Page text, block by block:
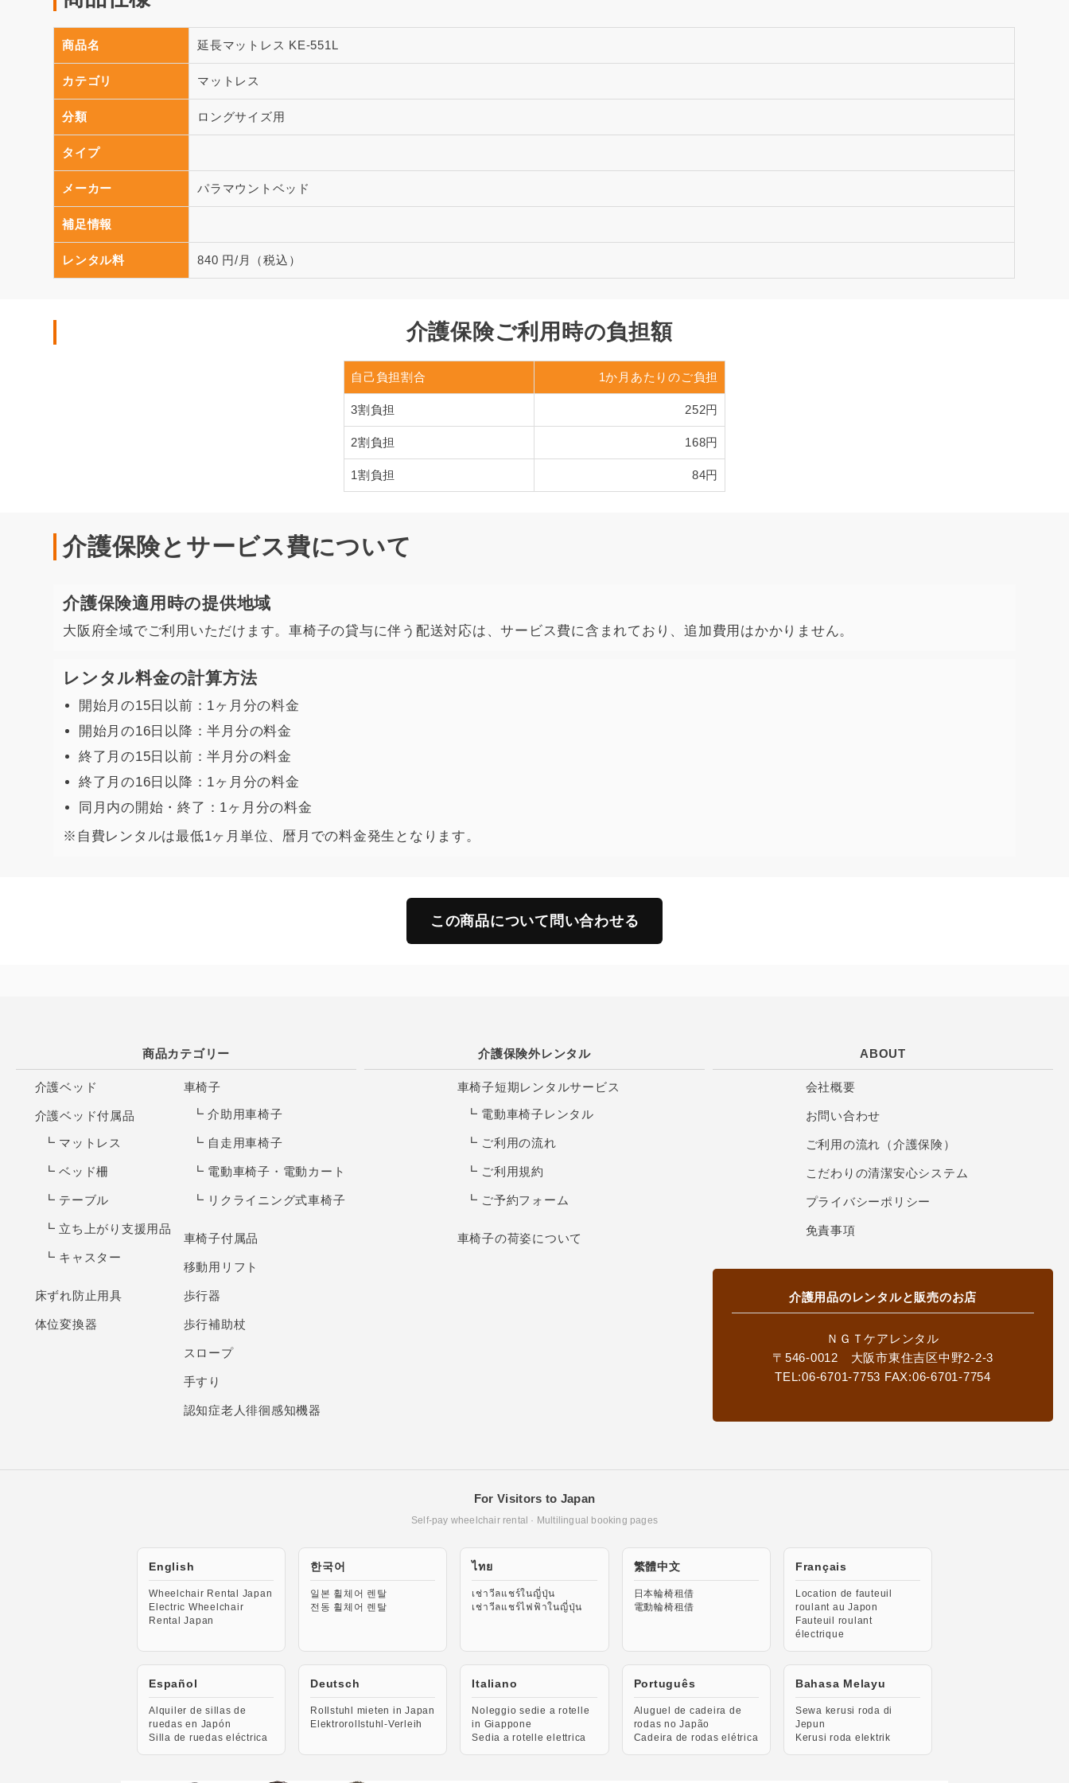
商品名 延長マットレス KE-551L
カテゴリ マットレス
分類 ロングサイズ用
タイプ
メーカー パラマウントベッド
補足情報
レンタル料 840 円/月（税込）
介護保険ご利用時の負担額
自己負担割合 1か月あたりのご負担
3割負担 252円
2割負担 168円
1割負担 84円
介護保険とサービス費について
介護保険適用時の提供地域
大阪府全域でご利用いただけます。車椅子の貸与に伴う配送対応は、サービス費に含まれており、追加費用はかかりません。
レンタル料金の計算方法
開始月の15日以前：1ヶ月分の料金
開始月の16日以降：半月分の料金
終了月の15日以前：半月分の料金
終了月の16日以降：1ヶ月分の料金
同月内の開始・終了：1ヶ月分の料金
※自費レンタルは最低1ヶ月単位、暦月での料金発生となります。
この商品について問い合わせる
商品カテゴリー
介護ベッド
介護ベッド付属品
マットレス
ベッド柵
テーブル
立ち上がり支援用品
キャスター
床ずれ防止用具
体位変換器
車椅子
介助用車椅子
自走用車椅子
電動車椅子・電動カート
リクライニング式車椅子
車椅子付属品
移動用リフト
歩行器
歩行補助杖
スロープ
手すり
認知症老人徘徊感知機器
介護保険外レンタル
車椅子短期レンタルサービス
電動車椅子レンタル
ご利用の流れ
ご利用規約
ご予約フォーム
車椅子の荷姿について
ABOUT
会社概要
お問い合わせ
ご利用の流れ（介護保険）
こだわりの清潔安心システム
プライバシーポリシー
免責事項
介護用品のレンタルと販売のお店
ＮＧＴケアレンタル
〒546-0012 大阪市東住吉区中野2-2-3
TEL:06-6701-7753 FAX:06-6701-7754
For Visitors to Japan
Self-pay wheelchair rental · Multilingual booking pages
English
Wheelchair Rental Japan
Electric Wheelchair
Rental Japan
한국어
일본 휠체어 렌탈
전동 휠체어 렌탈
ไทย
เช่าวีลแชร์ในญี่ปุ่น
เช่าวีลแชร์ไฟฟ้าในญี่ปุ่น
繁體中文
日本輪椅租借
電動輪椅租借
Français
Location de fauteuil
roulant au Japon
Fauteuil roulant
électrique
Español
Alquiler de sillas de
ruedas en Japón
Silla de ruedas eléctrica
Deutsch
Rollstuhl mieten in Japan
Elektrorollstuhl-Verleih
Italiano
Noleggio sedie a rotelle
in Giappone
Sedia a rotelle elettrica
Português
Aluguel de cadeira de
rodas no Japão
Cadeira de rodas elétrica
Bahasa Melayu
Sewa kerusi roda di
Jepun
Kerusi roda elektrik